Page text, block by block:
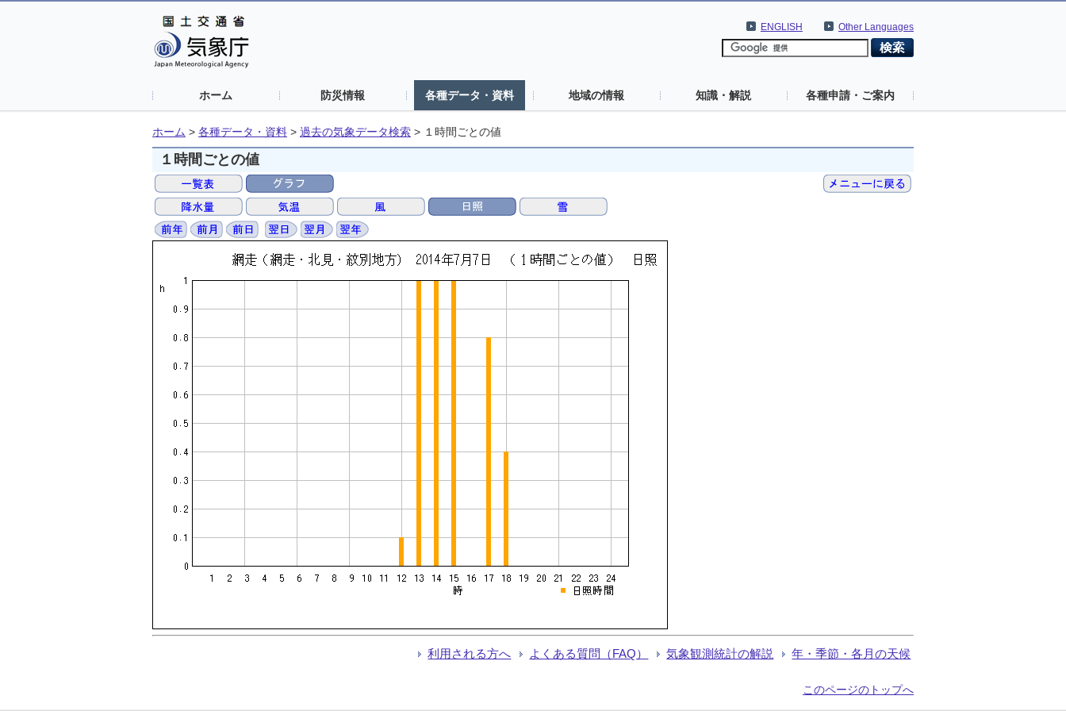
Other Languages
ENGLISH
ホーム 防災情報 各種データ・資料 地域の情報 知識・解説 各種申請・ご案内
ホーム > 各種データ・資料 > 過去の気象データ検索 > １時間ごとの値
１時間ごとの値
利用される方へ よくある質問（FAQ） 気象観測統計の解説 年・季節・各月の天候
このページのトップへ